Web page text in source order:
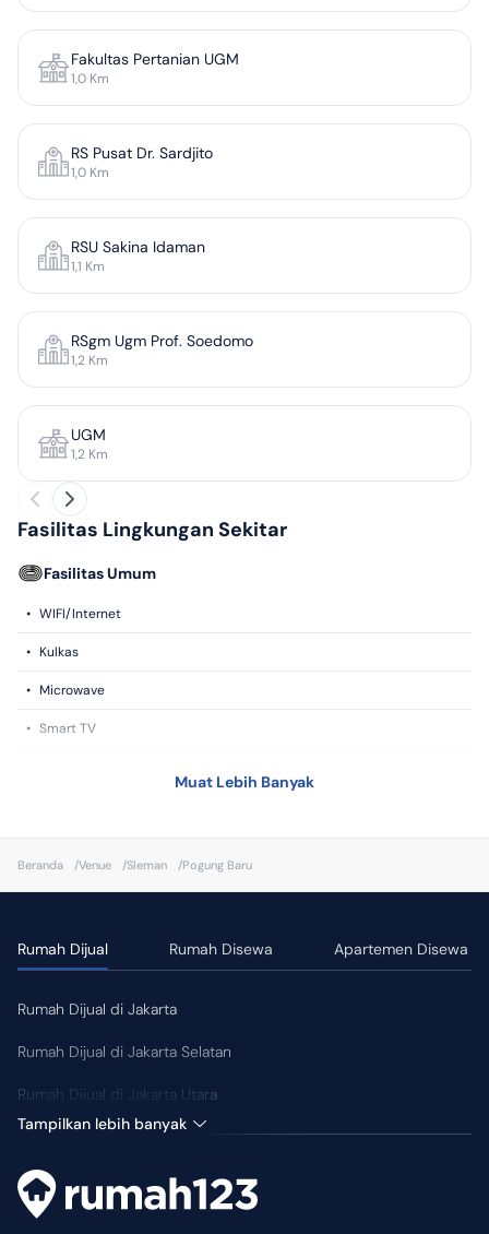
Fakultas Pertanian UGM
1,0 Km
RS Pusat Dr. Sardjito
1,0 Km
RSU Sakina Idaman
1,1 Km
RSgm Ugm Prof. Soedomo
1,2 Km
UGM
1,2 Km
Fasilitas Lingkungan Sekitar
Fasilitas Umum
• WIFI/Internet
• Kulkas
• Microwave
• Smart TV
• Kompor
• Tempat Jemuran
• Kamar Mandi Luar
Muat Lebih Banyak
Beranda /Venue /Sleman /Pogung Baru
Rumah Dijual Rumah Disewa Apartemen Disewa
Rumah Dijual di Jakarta
Rumah Dijual di Jakarta Selatan
Rumah Dijual di Jakarta Utara
Tampilkan lebih banyak